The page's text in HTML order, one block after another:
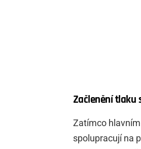
Začlenění tlaku
Zatímco
spolupracují na